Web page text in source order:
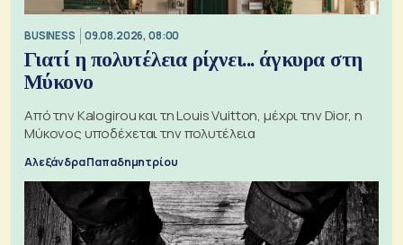
BUSINESS 09.08.2026, 08:00
Γιατί η πολυτέλεια ρίχνει... άγκυρα στη
Μύκονο
Από την Kalogirou και τη Louis Vuitton, μέχρι την Dior, η
Μύκονος υποδέχεται την πολυτέλεια
Αλεξάνδρα Παπαδημητρίου